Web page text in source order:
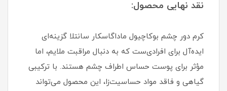
نقد نهایی محصول:
کرم دور چشم بوکاچیول ماداگاسکار سانتلا گزینه‌ای
ایده‌آل برای افرادی‌ست که به دنبال مراقبت ملایم، اما
مؤثر برای پوست حساس اطراف چشم هستند. با ترکیبی
گیاهی و فاقد مواد حساسیت‌زا، این محصول می‌تواند